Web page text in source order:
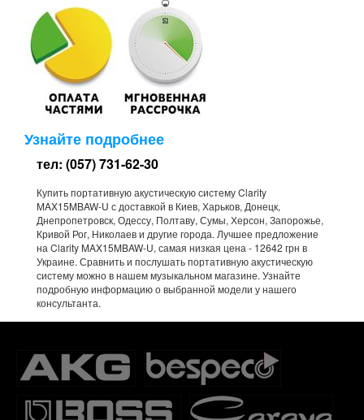
Узнайте подробнее
тел: (057) 731-62-30
Купить портативную акустическую систему Clarity
MAX15MBAW-U с доставкой в Киев, Харьков, Донецк,
Днепропетровск, Одессу, Полтаву, Сумы, Херсон, Запорожье,
Кривой Рог, Николаев и другие города. Лучшее предложение
на Clarity MAX15MBAW-U, самая низкая цена - 12642 грн в
Украине. Сравнить и послушать портативную акустическую
систему можно в нашем музыкальном магазине. Узнайте
подробную информацию о выбранной модели у нашего
консультанта.